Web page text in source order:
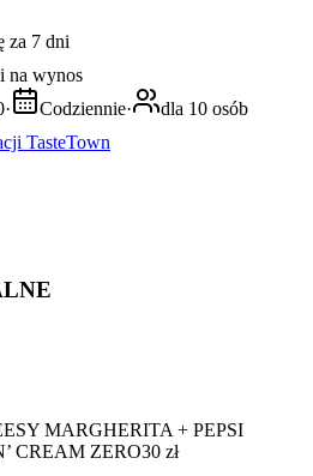
za 7 dni
na wynos
· Codziennie·
dla 10 osób
TasteTown
MARGHERITA + PEPSI
CREAM ZERO30 zł